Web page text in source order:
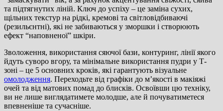
та підтягнутих ліній. Ключ до успіху – це заміна сухих,
щільних текстур на рідкі, кремові та світловідбиваючі
(резильєнтні), які не забиваються у зморшки і створюють
ефект “наповненої” шкіри.
Зволоження, використання сяючої бази, контуринг, лінії якого
йдуть суворо вгору, та мінімальне використання пудри у Т-
зоні – це 5 основних кроків, які гарантують візуальне
омолодження. Переходьте від графіки до м’якості в макіяжі
очей та від матових помад до блисків. Освоївши цю техніку,
ви не лише виглядатимете молодше, але й почуватиметеся
впевненіше та сучасніше.